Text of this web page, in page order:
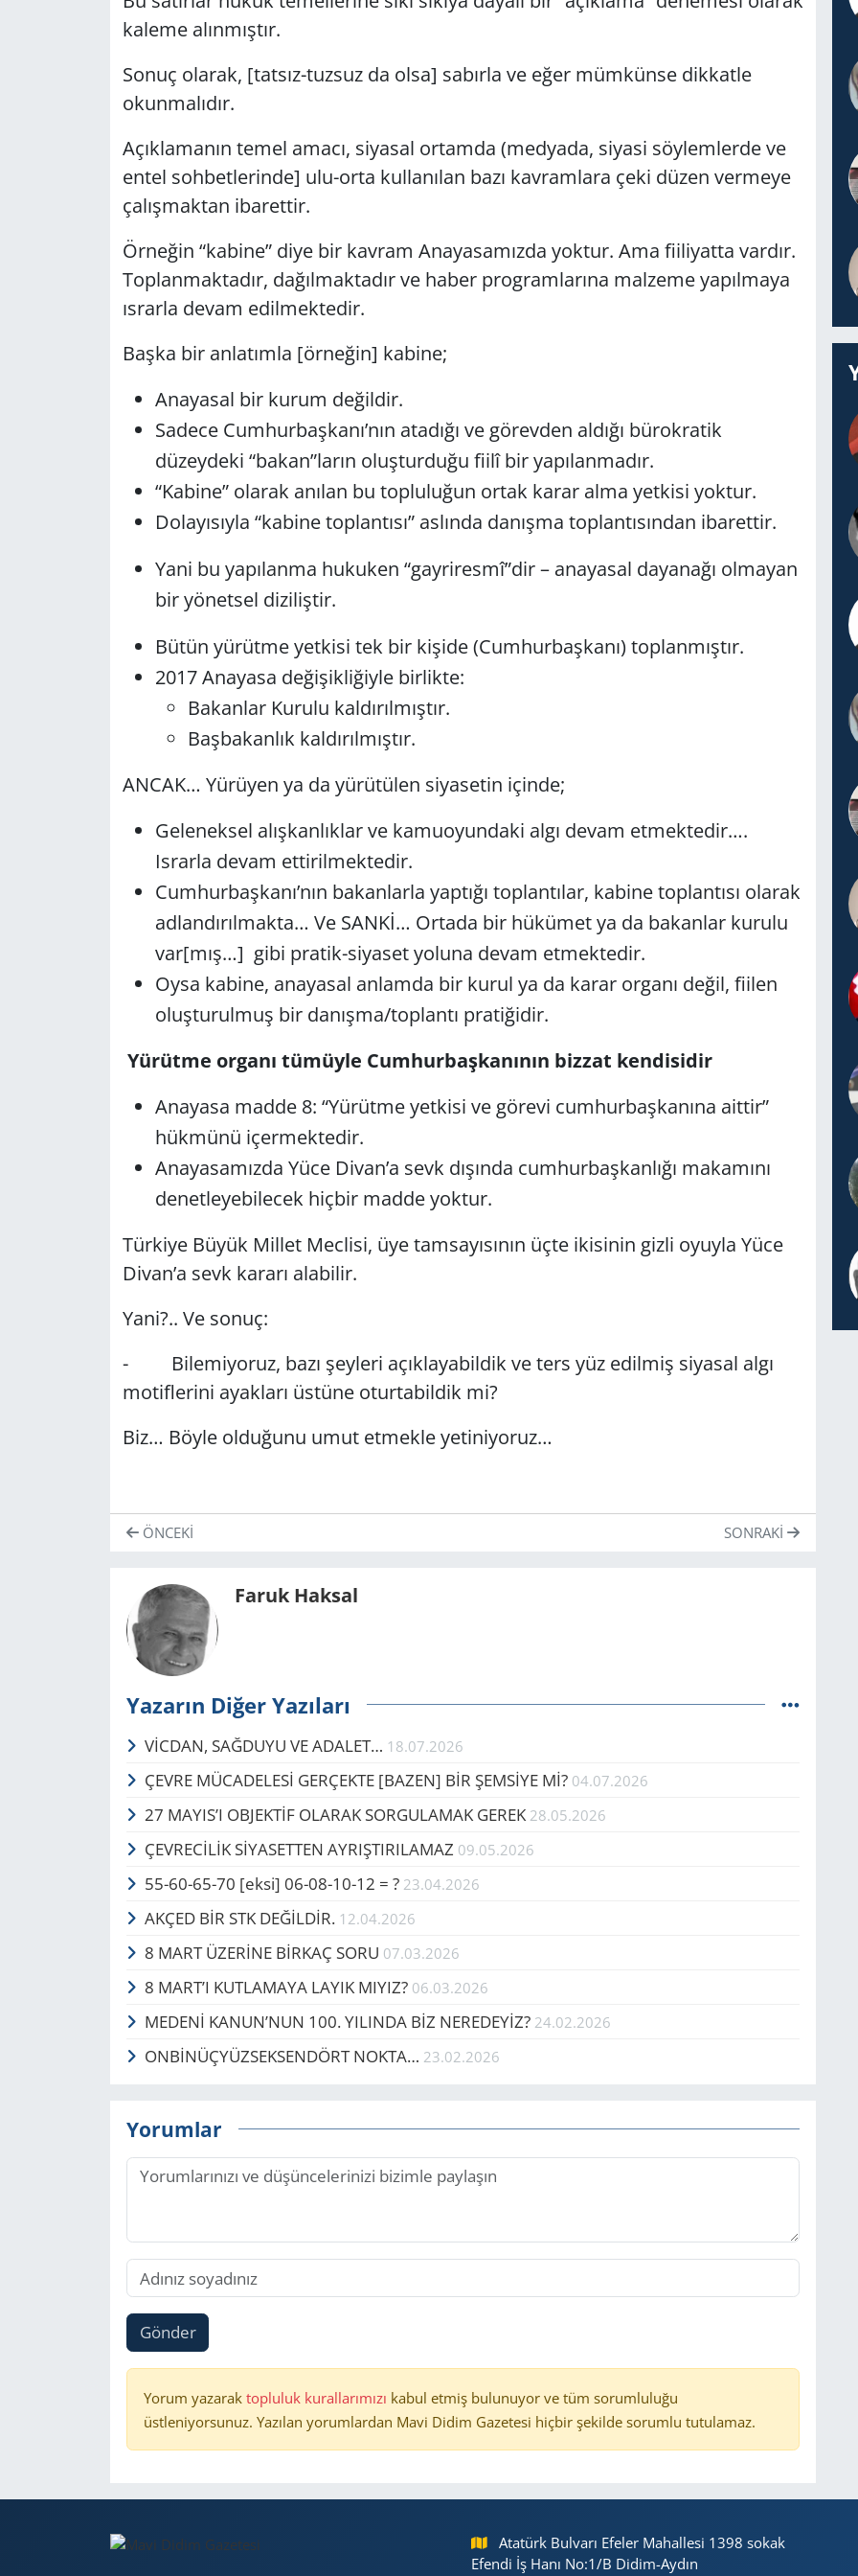
kaleme alınmıştır.
Sonuç olarak, [tatsız-tuzsuz da olsa] sabırla ve eğer mümkünse dikkatle
okunmalıdır.
Açıklamanın temel amacı, siyasal ortamda (medyada, siyasi söylemlerde ve
entel sohbetlerinde] ulu-orta kullanılan bazı kavramlara çeki düzen vermeye
çalışmaktan ibarettir.
Örneğin “kabine” diye bir kavram Anayasamızda yoktur. Ama fiiliyatta vardır.
Toplanmaktadır, dağılmaktadır ve haber programlarına malzeme yapılmaya
ısrarla devam edilmektedir.
Başka bir anlatımla [örneğin] kabine;
Anayasal bir kurum değildir.
Sadece Cumhurbaşkanı’nın atadığı ve görevden aldığı bürokratik
düzeydeki “bakan”ların oluşturduğu fiilî bir yapılanmadır.
“Kabine” olarak anılan bu topluluğun ortak karar alma yetkisi yoktur.
Dolayısıyla “kabine toplantısı” aslında danışma toplantısından ibarettir.
Yani bu yapılanma hukuken “gayriresmî”dir – anayasal dayanağı olmayan
bir yönetsel diziliştir.
Bütün yürütme yetkisi tek bir kişide (Cumhurbaşkanı) toplanmıştır.
2017 Anayasa değişikliğiyle birlikte:
Bakanlar Kurulu kaldırılmıştır.
Başbakanlık kaldırılmıştır.
ANCAK… Yürüyen ya da yürütülen siyasetin içinde;
Geleneksel alışkanlıklar ve kamuoyundaki algı devam etmektedir….
Israrla devam ettirilmektedir.
Cumhurbaşkanı’nın bakanlarla yaptığı toplantılar, kabine toplantısı olarak
adlandırılmakta… Ve SANKİ… Ortada bir hükümet ya da bakanlar kurulu
var[mış…] gibi pratik-siyaset yoluna devam etmektedir.
Oysa kabine, anayasal anlamda bir kurul ya da karar organı değil, fiilen
oluşturulmuş bir danışma/toplantı pratiğidir.
Yürütme organı tümüyle Cumhurbaşkanının bizzat kendisidir
Anayasa madde 8: “Yürütme yetkisi ve görevi cumhurbaşkanına aittir”
hükmünü içermektedir.
Anayasamızda Yüce Divan’a sevk dışında cumhurbaşkanlığı makamını
denetleyebilecek hiçbir madde yoktur.
Türkiye Büyük Millet Meclisi, üye tamsayısının üçte ikisinin gizli oyuyla Yüce
Divan’a sevk kararı alabilir.
Yani?.. Ve sonuç:
- Bilemiyoruz, bazı şeyleri açıklayabildik ve ters yüz edilmiş siyasal algı
motiflerini ayakları üstüne oturtabildik mi?
Biz… Böyle olduğunu umut etmekle yetiniyoruz…
ÖNCEKI SONRAKI
Faruk Haksal
Yazarın Diğer Yazıları
VİCDAN, SAĞ­DU­YU VE ADA­LET… 18.07.2026
ÇEVRE MÜCADELESİ GERÇEKTE ​​​​​​​[BAZEN] BİR ŞEMSİYE Mİ? 04.07.2026
27 MAYIS’I OB­JEKTİF OLA­RAK SOR­GU­LA­MAK GEREK 28.05.2026
ÇEVRECİLİK SİYASETTEN AYRIŞTIRILAMAZ 09.05.2026
55-60-65-70 [eksi] 06-08-10-12 = ? 23.04.2026
AKÇED BİR STK DEĞİLDİR. 12.04.2026
8 MART ÜZERİNE BİRKAÇ SORU 07.03.2026
8 MART’I KUTLAMAYA LAYIK MIYIZ? 06.03.2026
MEDENİ KANUN’NUN 100. YILINDA BİZ NEREDEYİZ? 24.02.2026
ONBİNÜÇYÜZSEKSENDÖRT NOKTA… 23.02.2026
Yorumlar
Gönder
Yorum yazarak topluluk kurallarımızı kabul etmiş bulunuyor ve tüm sorumluluğu
üstleniyorsunuz. Yazılan yorumlardan Mavi Didim Gazetesi hiçbir şekilde sorumlu tutulamaz.
Atatürk Bulvarı Efeler Mahallesi 1398 sokak
Efendi İş Hanı No:1/B Didim-Aydın
GÜNDEM
HABERDE İNSAN
MAGAZİN
RESMİ İLANLAR